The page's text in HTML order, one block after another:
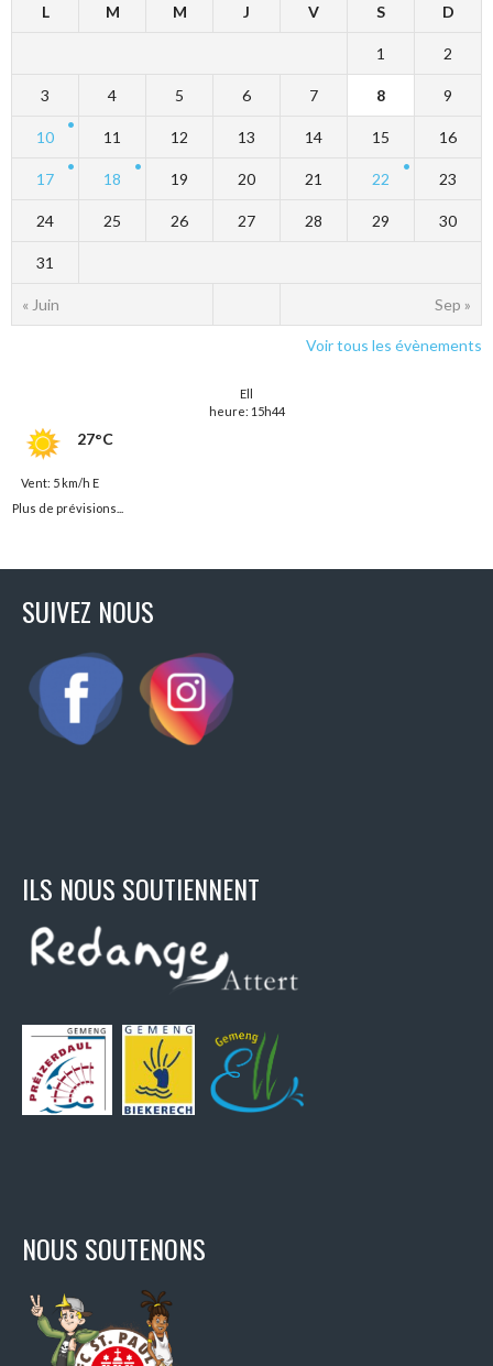
L M M J V S D
« Juin Sep »
1 2
3 4 5 6 7 8 9
10 11 12 13 14 15 16
17 18 19 20 21 22 23
24 25 26 27 28 29 30
31
Voir tous les évènements
Ell
heure: 15h44
27°C
Vent: 5 km/h E
Plus de prévisions...
SUIVEZ NOUS
ILS NOUS SOUTIENNENT
NOUS SOUTENONS